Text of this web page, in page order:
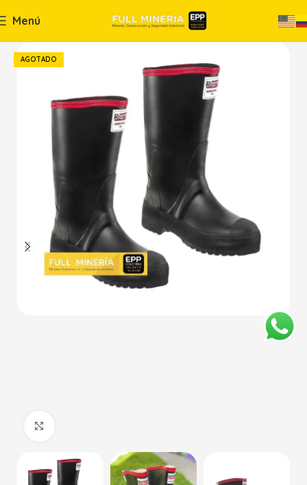
Menú
AGOTADO